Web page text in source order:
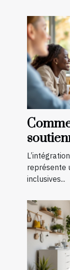
représente
inclusives...